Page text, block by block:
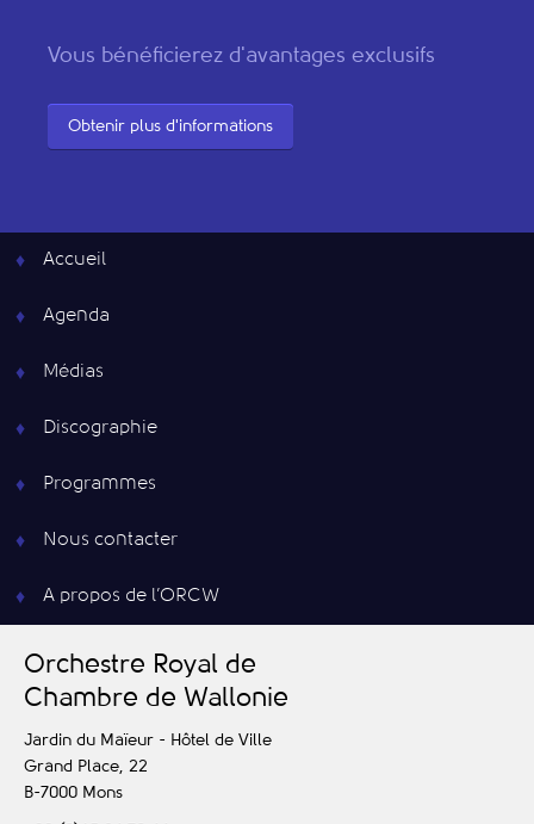
Vous bénéficierez d'avantages exclusifs
Obtenir plus d'informations
Accueil
Agenda
Médias
Discographie
Programmes
Nous contacter
A propos de l’ORCW
Orchestre Royal de
Chambre de Wallonie
Jardin du Maïeur - Hôtel de Ville
Grand Place, 22
B-7000 Mons